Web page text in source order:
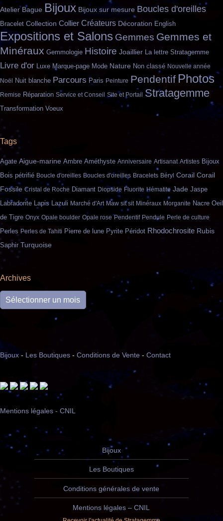
Atelier Bague Bijoux Bijoux sur mesure Boucles d'oreilles
Bracelet Collection Collier Créateurs Décoration English
Expositions et Salons Gemmes Gemmes et
Minéraux Gemmologie Histoire Joaillier La lettre Stratagemme
Livre d'or Luxe Marque-page Mode Nature Non classé Nouvelle année
Noël Nuit blanche Parcours Paris Peinture Pendentif Photos
Remise Réparation Service et Conseil Site et Portail Stratagemme
Transformation Voeux
Tags
Agate Aigue-marine Ambre Améthyste Anniversaire Artisanat Artistes Bijoux
Bois pétrifié Boucle d'oreilles Boucles d'oreilles Bracelets Béryl Corail Corail
Fossile Cristal de Roche Diamant Diopside Fluorite Hématite Jade Jaspe
Labradorite Lapis Lazuli Marché d'Art Maw sit sit Minéraux Morganite Nacre Oeil
de Tigre Onyx Opale boulder Opale rose Pendentif Pendule Perle de culture
Perles Perles de Tahiti Pierre de lune Pyrite Péridot Rhodochrosite Rubis
Saphir Turquoise
Archives
Archives
Bijoux - Les Boutiques - Conditions de Vente - Contact
Mentions légales - CNIL
Bijoux
Les Boutiques
Conditions générales de vente
Mentions légales – CNIL